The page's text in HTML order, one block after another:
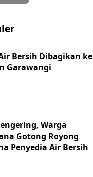
Bersih Dibagikan ke
Garawangi
Warga
Gotong Royong
Penyedia Air Bersih